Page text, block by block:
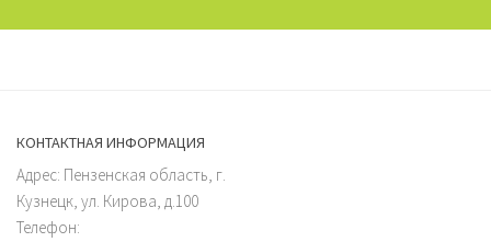
КОНТАКТНАЯ ИНФОРМАЦИЯ
Адрес: Пензенская область, г.
Кузнецк, ул. Кирова, д.100
Телефон: